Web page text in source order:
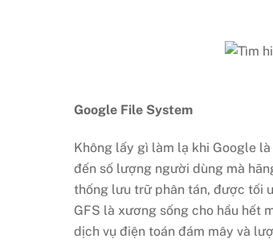
Google File System
Không lấy gì làm lạ khi Google
đến số lượng người dùng mà
thống lưu trữ phân tán, được tối
GFS là xương sống cho hầu hết
dịch vụ điện toán đám mây và